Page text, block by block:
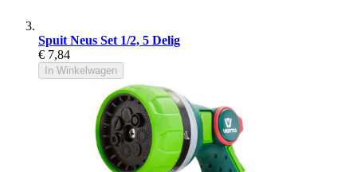
Spuit Neus Set 1/2, 5 Delig
€ 7,84
In Winkelwagen